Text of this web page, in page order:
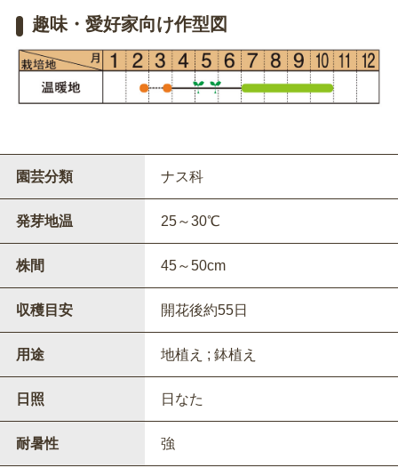
趣味・愛好家向け作型図
園芸分類 ナス科
発芽地温 25～30℃
株間 45～50cm
収穫目安 開花後約55日
用途 地植え ; 鉢植え
日照 日なた
耐暑性 強